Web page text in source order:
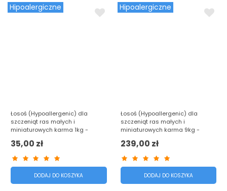
Hipoalergiczne
Łosoś (Hypoallergenic) dla
szczeniąt ras małych i
miniaturowych karma 1kg -
35,00 zł
DODAJ DO KOSZYKA
Hipoalergiczne
Łosoś (Hypoallergenic) dla
szczeniąt ras małych i
miniaturowych karma 9kg -
239,00 zł
DODAJ DO KOSZYKA